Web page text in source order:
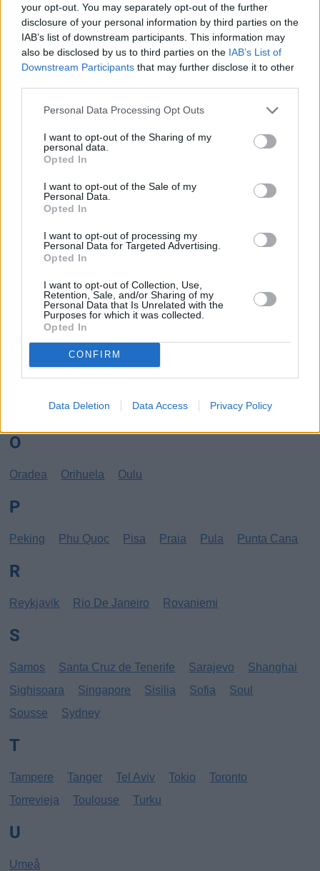
your opt-out. You may separately opt-out of the further
disclosure of your personal information by third parties on the
IAB’s list of downstream participants. This information may
also be disclosed by us to third parties on the IAB’s List of
Downstream Participants that may further disclose it to other
Personal Data Processing Opt Outs
I want to opt-out of the Sharing of my
personal data.
Opted In
I want to opt-out of the Sale of my
Personal Data.
Opted In
I want to opt-out of processing my
Personal Data for Targeted Advertising.
Opted In
I want to opt-out of Collection, Use,
Retention, Sale, and/or Sharing of my
Personal Data that Is Unrelated with the
Purposes for which it was collected.
Opted In
CONFIRM
Data Deletion Data Access Privacy Policy
Innsbruck Izmir
Jönköping
Lanzarote Larnaka Lefkas
Linköping
Los Angeles
Lund
Mangalia Marseille
Mexico City
Miami
N
New York Norrköping
O
Oradea Orihuela Oulu
P
Peking Phu Quoc Pisa Praia Pula Punta Cana
R
Reykjavik Rio De Janeiro Rovaniemi
S
Samos Santa Cruz de Tenerife Sarajevo
Shanghai
Sighisoara
Singapore Sisilia Sofia
Soul
Sousse
Sydney
T
Tampere Tanger Tel Aviv Tokio
Toronto
Torrevieja
Toulouse Turku
U
Umeå